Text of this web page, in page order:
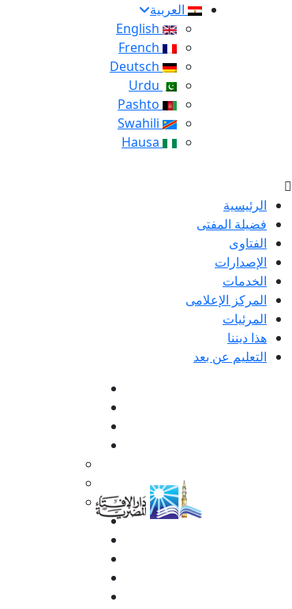
العربية
الرئيسية
فضيلة المفتى
الفتاوى
الإصدارات
الخدمات
المركز الإعلامى
المرئيات
هذا ديننا
التعليم عن بعد